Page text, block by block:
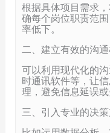
根据具体项目需求
确每个岗位职责范
率低下。
二、建立有效的沟通
可以利用现代化的
时通讯软件等，让
理，避免信息延误或
三、引入专业的决策